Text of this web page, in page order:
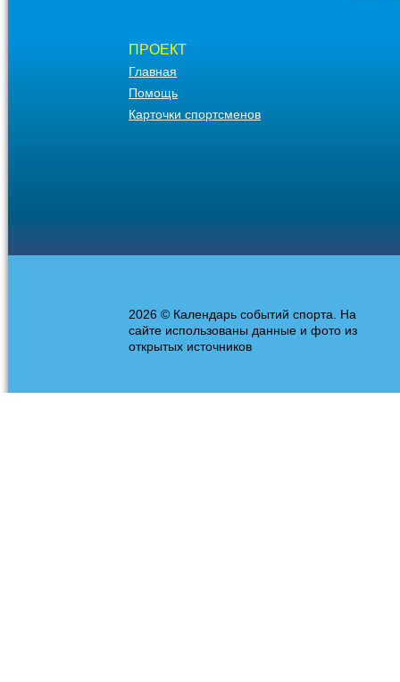
ПРОЕКТ
Главная
Помощь
Карточки спортсменов
2026 © Календарь событий спорта. На
сайте использованы данные и фото из
открытых источников